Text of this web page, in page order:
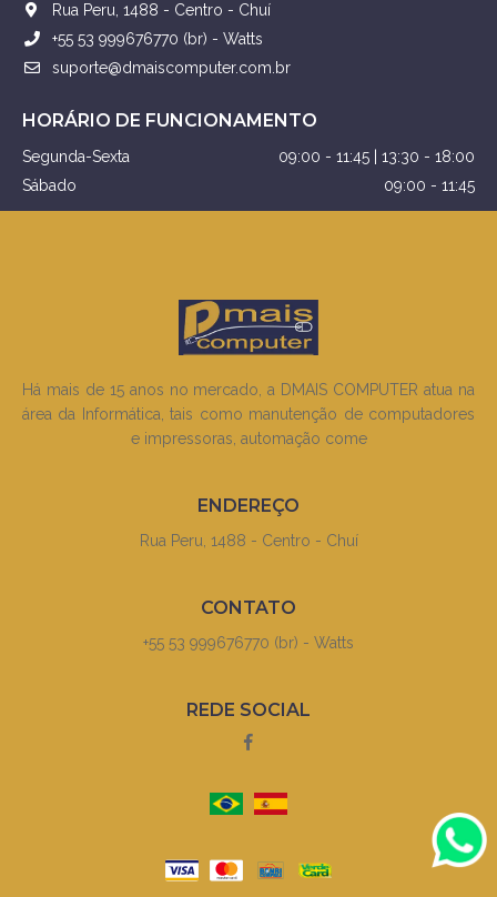
Rua Peru, 1488 - Centro - Chuí
+55 53 999676770 (br) - Watts
suporte@dmaiscomputer.com.br
HORÁRIO DE FUNCIONAMENTO
Segunda-Sexta
09:00 - 11:45 | 13:30 - 18:00
Sábado
09:00 - 11:45
Há mais de 15 anos no mercado, a DMAIS COMPUTER atua na
área da Informática, tais como manutenção de computadores
e impressoras, automação come
ENDEREÇO
Rua Peru, 1488 - Centro - Chuí
CONTATO
+55 53 999676770 (br) - Watts
REDE SOCIAL